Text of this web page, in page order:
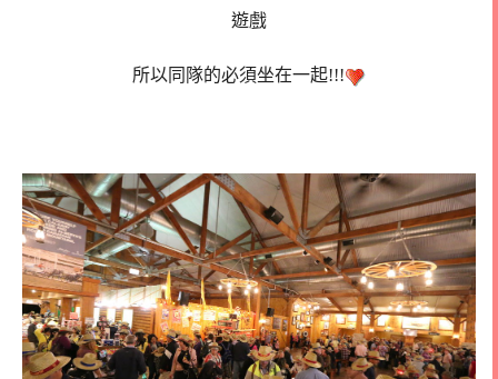
遊戲
所以同隊的必須坐在一起!!!